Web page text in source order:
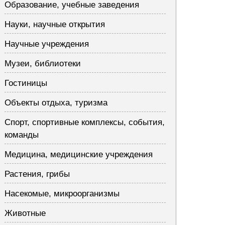
Образование, учебные заведения
Науки, научные открытия
Научные учреждения
Музеи, библиотеки
Гостиницы
Объекты отдыха, туризма
Спорт, спортивные комплексы, события,
команды
Медицина, медицинские учреждения
Растения, грибы
Насекомые, микроорганизмы
Животные